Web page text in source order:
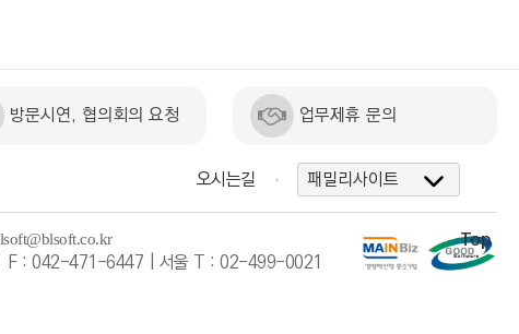
방문시연, 협의회의 요청 업무제휴 문의
오시는길
: 042-471-6447 | 서울 T : 02-499-0021
Top